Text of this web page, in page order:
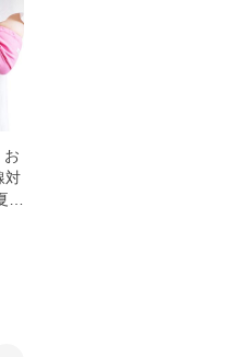
お
対